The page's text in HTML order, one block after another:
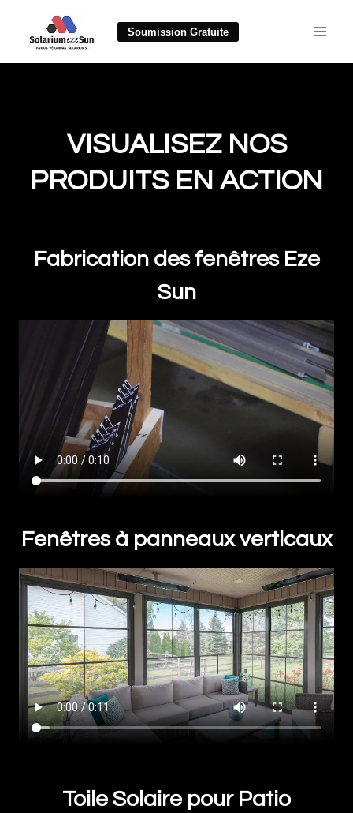
contenu
Soumission Gratuite
VISUALISEZ NOS
PRODUITS EN ACTION
Fabrication des fenêtres Eze
Sun
Fenêtres à panneaux verticaux
Toile Solaire pour Patio